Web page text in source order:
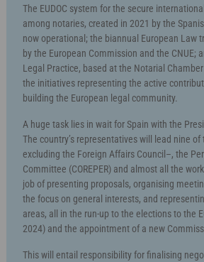
The EUDOC system for the secure
among notaries, created in 2021 by the
now operational; the biannual European Law
by the European Commission and the CNUE;
Legal Practice, based at the Notarial
the initiatives representing the active
building the European legal community.
A huge task lies in wait for Spain with the
The country’s representatives will lead nine
excluding the Foreign Affairs Council–, the
Committee (COREPER) and almost all the
job of presenting proposals, organising
the focus on general interests, and
areas, all in the run-up to the elections to the
2024) and the appointment of a new
This will entail responsibility for finalising